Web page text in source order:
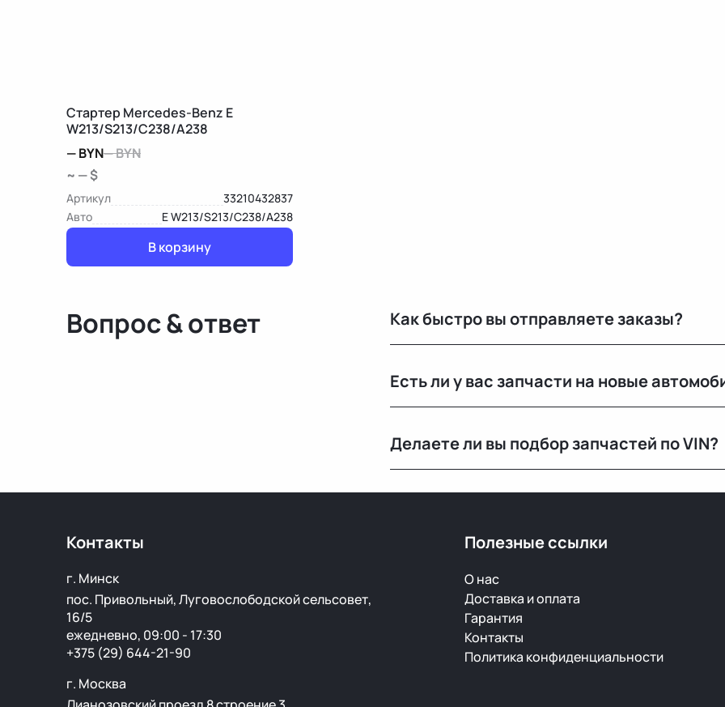
Стартер Mercedes-Benz E
W213/S213/C238/A238
—BYN—BYN
~ — $
Артикул
33210432837
Авто
E W213/S213/C238/A238
В корзину
Вопрос & ответ Как быстро вы отправляете заказы?
зависимости от транспортной компании.
Есть ли у вас запчасти на новые
Делаете ли вы подбор запчастей по VIN?
Контакты
г. Минск
пос. Привольный, Луговослободской сельсовет,
16/5
ежедневно, 09:00 - 17:30
+375 (29) 644-21-90
г. Москва
Полезные ссылки
О нас
Доставка и оплата
Гарантия
Контакты
Политика конфиденциальности